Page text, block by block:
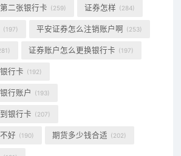
二张银行卡 (259) 证券怎样 (284)
(197) 平安证券怎么注销账户啊 (253)
证券账户怎么更换银行卡 (197)
行卡 (192)
行账户 (193)
银行卡 (207)
好 (190) 期货多少钱合适 (202)